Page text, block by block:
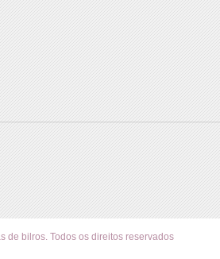
de bilros. Todos os direitos reservados